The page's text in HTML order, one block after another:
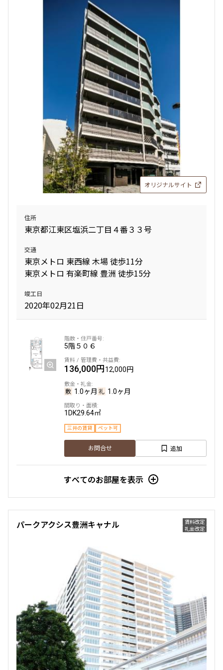
オリジナルサイト
住所
東京都江東区塩浜二丁目４番３３号
交通
東京メトロ 東西線 木場 徒歩11分
東京メトロ 有楽町線 豊洲 徒歩15分
竣工日
2020年02月21日
5階５０６
136,000円12,000円
1.0ヶ月 1.0ヶ月
1DK29.64㎡
三井の賃貸 ペット可
お問合せ 追加
すべてのお部屋を表示
賃料改定
礼金改定
パークアクシス豊洲キャナル